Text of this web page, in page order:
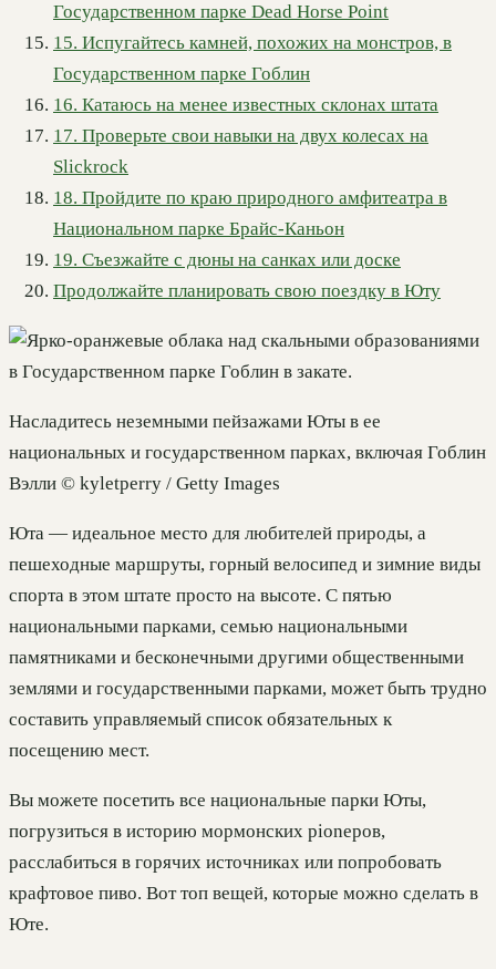
Государственном парке Dead Horse Point
15. Испугайтесь камней, похожих на монстров, в
Государственном парке Гоблин
16. Катаюсь на менее известных склонах штата
17. Проверьте свои навыки на двух колесах на
Slickrock
18. Пройдите по краю природного амфитеатра в
Национальном парке Брайс-Каньон
19. Съезжайте с дюны на санках или доске
Продолжайте планировать свою поездку в Юту
Насладитесь неземными пейзажами Юты в ее
национальных и государственном парках, включая Гоблин
Вэлли © kyletperry / Getty Images
Юта — идеальное место для любителей природы, а
пешеходные маршруты, горный велосипед и зимние виды
спорта в этом штате просто на высоте. С пятью
национальными парками, семью национальными
памятниками и бесконечными другими общественными
землями и государственными парками, может быть трудно
составить управляемый список обязательных к
посещению мест.
Вы можете посетить все национальные парки Юты,
погрузиться в историю мормонских pionеров,
расслабиться в горячих источниках или попробовать
крафтовое пиво. Вот топ вещей, которые можно сделать в
Юте.